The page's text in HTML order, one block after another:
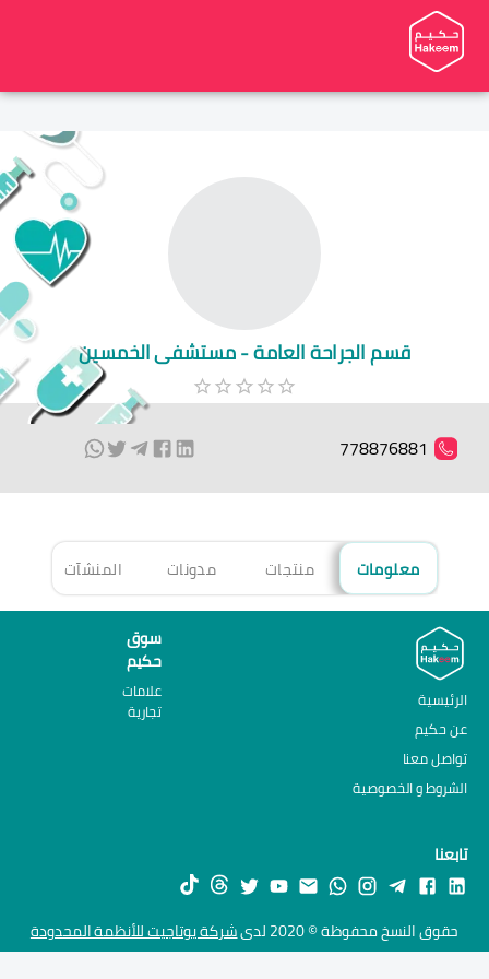
قسم الجراحة العامة - مستشفى الخمسين
778876881
معلومات منتجات مدونات المنشآت
الرئيسية
عن حكيم
تواصل معنا
الشروط و الخصوصية
سوق
حكيم
علامات
تجارية
تابعنا
حقوق النسخ محفوظة © 2020 لدى شركة يوتاجيت للأنظمة المحدودة